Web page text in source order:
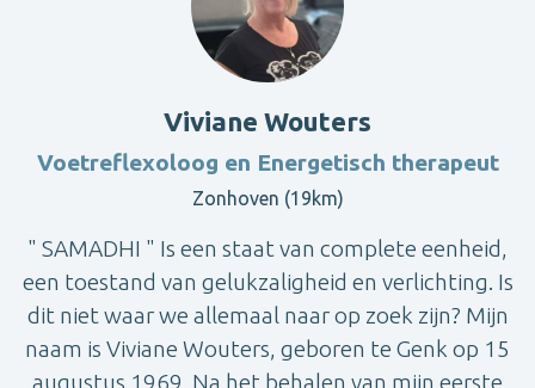
Viviane Wouters
Voetreflexoloog en Energetisch therapeut
Zonhoven (19km)
" SAMADHI " Is een staat van complete eenheid,
een toestand van gelukzaligheid en verlichting. Is
dit niet waar we allemaal naar op zoek zijn? Mijn
naam is Viviane Wouters, geboren te Genk op 15
augustus 1969. Na het behalen van mijn eerste